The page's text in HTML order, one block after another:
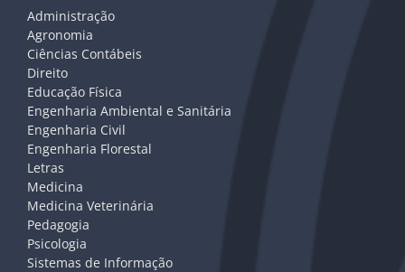
Administração
Agronomia
Ciências Contábeis
Direito
Educação Física
Engenharia Ambiental e Sanitária
Engenharia Civil
Engenharia Florestal
Letras
Medicina
Medicina Veterinária
Pedagogia
Psicologia
Sistemas de Informação